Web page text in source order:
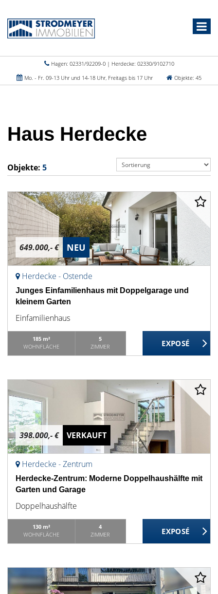
Hagen: 02331/92209-0 | Herdecke: 02330/9102710
Mo. - Fr. 09-13 Uhr und 14-18 Uhr, Freitags bis 17 Uhr
Objekte: 45
Haus Herdecke
Objekte: 5
649.000,- € NEU
Herdecke - Ostende
Junges Einfamilienhaus mit Doppelgarage und
kleinem Garten
Einfamilienhaus
185 m²
WOHNFLÄCHE
5
ZIMMER
398.000,- € VERKAUFT
Herdecke - Zentrum
Herdecke-Zentrum: Moderne Doppelhaushälfte mit
Garten und Garage
Doppelhaushälfte
130 m²
WOHNFLÄCHE
4
ZIMMER